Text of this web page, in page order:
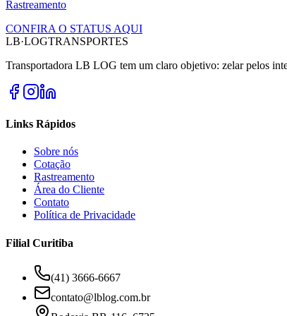
Rastreamento
CONFIRA O STATUS AQUI
LB·LOGTRANSPORTES
Transportadora LB LOG tem um claro objetivo: zelar pelos
Links Rápidos
Sobre nós
Cotação
Rastreamento
Área do Cliente
Contato
Política de Privacidade
Filial Curitiba
(41) 3666-6667
contato@lblog.com.br